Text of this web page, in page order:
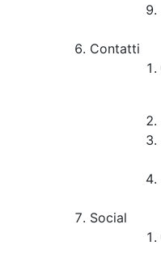
Contatti
Social